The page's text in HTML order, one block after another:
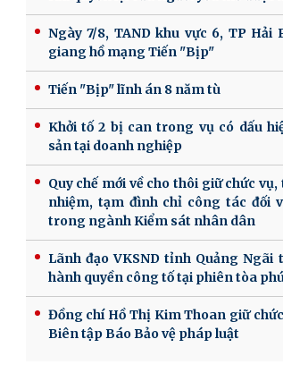
Ngày 7/8, TAND khu vực 6, TP Hải
giang hồ mạng Tiến "Bịp"
Tiến "Bịp" lĩnh án 8 năm tù
Khởi tố 2 bị can trong vụ có dấu
sản tại doanh nghiệp
Quy chế mới về cho thôi giữ chức
nhiệm, tạm đình chỉ công tác đối
trong ngành Kiểm sát nhân dân
Lãnh đạo VKSND tỉnh Quảng Ngãi
hành quyền công tố tại phiên tòa
Đồng chí Hồ Thị Kim Thoan giữ
Biên tập Báo Bảo vệ pháp luật